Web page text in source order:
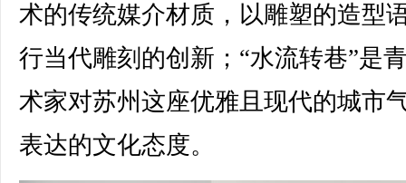
术的传统媒介材质，以雕塑的造型
行当代雕刻的创新；“水流转巷”是
术家对苏州这座优雅且现代的城市
表达的文化态度。